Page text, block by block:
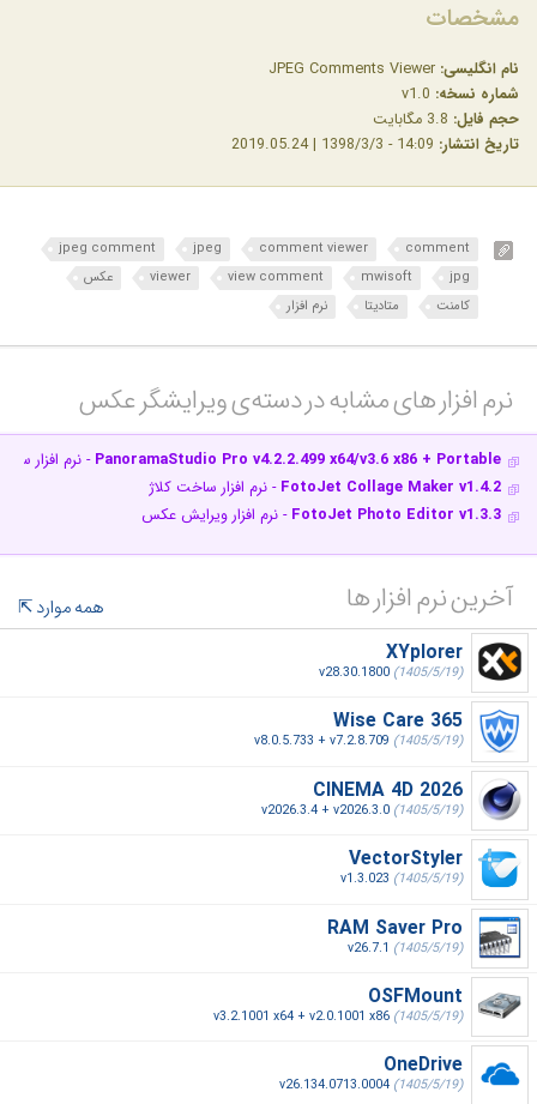
مشخصات
نام انگلیسی:
شماره نسخه:
حجم فایل:
تاریخ انتشار:
comment
comment viewer
jpeg
jpeg comment
jpg
mwisoft
view comment
viewer
عکس
کامنت
متادیتا نرم افزار
نرم افزار های مشابه در دسته‌ی‌ ویرایشگر عکس‎
PanoramaStudio Pro v4.2.2.499 x64/v3.6 x86 + Portable - نرم افزار
FotoJet Collage Maker v1.4.2 - نرم افزار ساخت کلاژ
FotoJet Photo Editor v1.3.3 - نرم افزار ویرایش عکس
آخرین نرم افزار ها
همه موارد
XYplorer
v28.30.1800 (1405/5/19)
Wise Care 365
v8.0.5.733 + v7.2.8.709 (1405/5/19)
CINEMA 4D 2026
v2026.3.4 + v2026.3.0 (1405/5/19)
VectorStyler
v1.3.023 (1405/5/19)
RAM Saver Pro
v26.7.1 (1405/5/19)
OSFMount
v3.2.1001 x64 + v2.0.1001 x86 (1405/5/19)
OneDrive
v26.134.0713.0004 (1405/5/19)